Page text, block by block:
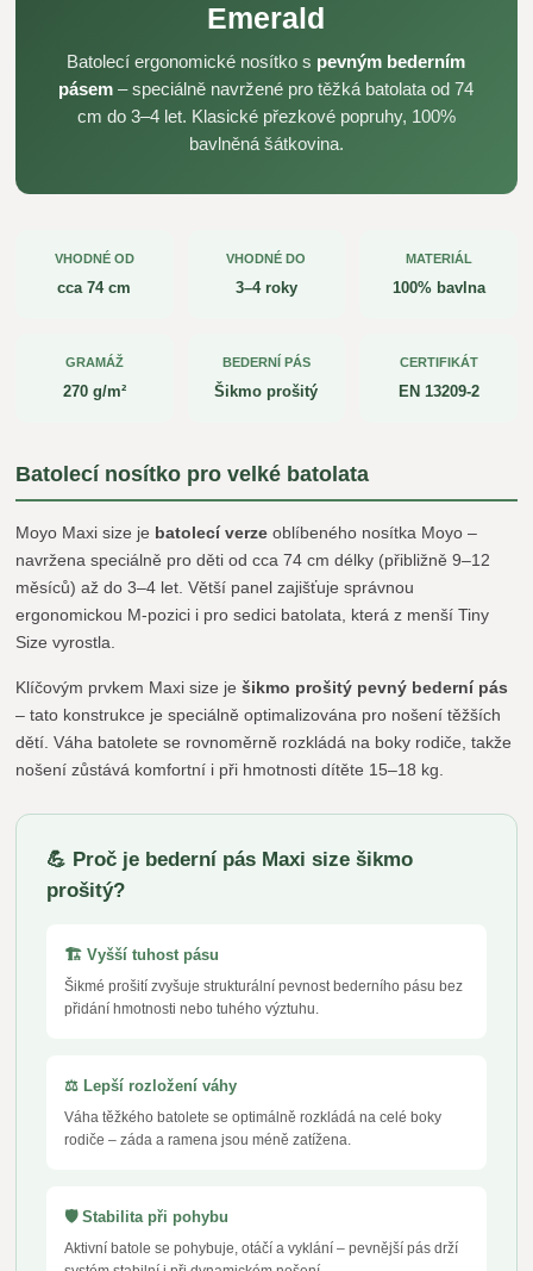
Emerald
Batolecí ergonomické nosítko s pevným bederním
pásem – speciálně navržené pro těžká batolata od 74
cm do 3–4 let. Klasické přezkové popruhy, 100%
bavlněná šátkovina.
VHODNÉ OD
cca 74 cm
VHODNÉ DO
3–4 roky
MATERIÁL
100% bavlna
GRAMÁŽ
270 g/m²
BEDERNÍ PÁS
Šikmo prošitý
CERTIFIKÁT
EN 13209-2
Batolecí nosítko pro velké batolata
Moyo Maxi size je batolecí verze oblíbeného nosítka Moyo –
navržena speciálně pro děti od cca 74 cm délky (přibližně 9–12
měsíců) až do 3–4 let. Větší panel zajišťuje správnou
ergonomickou M-pozici i pro sedici batolata, která z menší Tiny
Size vyrostla.
Klíčovým prvkem Maxi size ješikmo prošitý pevný bederní pás
– tato konstrukce je speciálně optimalizována pro nošení těžších
dětí. Váha batolete se rovnoměrně rozkládá na boky rodiče, takže
nošení zůstává komfortní i při hmotnosti dítěte 15–18 kg.
💪 Proč je bederní pás Maxi size šikmo
prošitý?
🏗️ Vyšší tuhost pásu
Šikmé prošití zvyšuje strukturální pevnost bederního pásu bez
přidání hmotnosti nebo tuhého výztuhu.
⚖️ Lepší rozložení váhy
Váha těžkého batolete se optimálně rozkládá na celé boky
rodiče – záda a ramena jsou méně zatížena.
🛡️ Stabilita při pohybu
Aktivní batole se pohybuje, otáčí a vyklání – pevnější pás drží